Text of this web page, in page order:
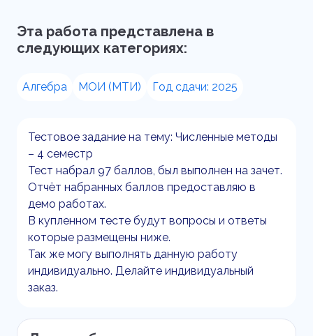
Эта работа представлена в
следующих категориях:
Алгебра МОИ (МТИ) Год сдачи: 2025
Тестовое задание на тему: Численные методы
– 4 семестр
Тест набрал 97 баллов, был выполнен на зачет.
Отчёт набранных баллов предоставляю в
демо работах.
В купленном тесте будут вопросы и ответы
которые размещены ниже.
Так же могу выполнять данную работу
индивидуально. Делайте индивидуальный
заказ.